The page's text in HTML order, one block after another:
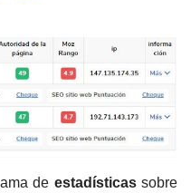
de estadísticassobre